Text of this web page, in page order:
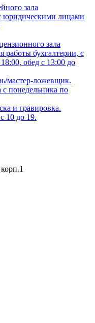
зала
юридическими лицами
зала
работы бухгалтерии, с
обед с 13:00 до
мастер-ложевщик.
с понедельника по
и гравировка.
10 до 19.